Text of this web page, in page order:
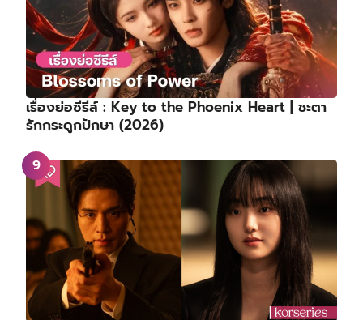
เรื่องย่อซีรีส์ : Key to the Phoenix Heart | ชะตา
รักกระดูกปักษา (2026)